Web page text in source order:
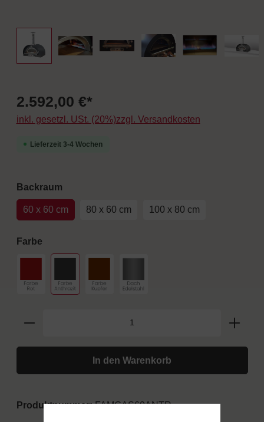
2.592,00 €*
inkl. gesetzl. USt. (20%)zzgl. Versandkosten
Lieferzeit 3-4 Wochen
Backraumauswählen
60 x 60 cm 80 x 60 cm 100 x 80 cm
Farbeauswählen
Farbe RotFarbe Anthrazit
Farbe KupferDach Edelstahl
In den Warenkorb
Produktnummer:FAMGAS60ANTR